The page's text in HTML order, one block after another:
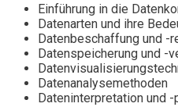
Einführung in die
Datenarten und ihre
Datenbeschaffung und -
Datenspeicherung und -
Datenanalysemethoden
Dateninterpretation und